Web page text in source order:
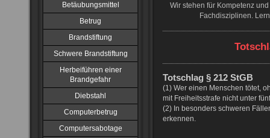
Betäubungsmittel
Betrug
Brandstiftung
Schwere Brandstiftung
Herbeiführen einer
Brandgefahr
Diebstahl
Computerbetrug
Computersabotage
Wir stehen für Kompetenz
Fachdisziplinen.
Totschlag § 212 StGB
(1) Wer einen Menschen tötet,
mit Freiheitsstrafe nicht unter
(2) In besonders schweren
erkennen.